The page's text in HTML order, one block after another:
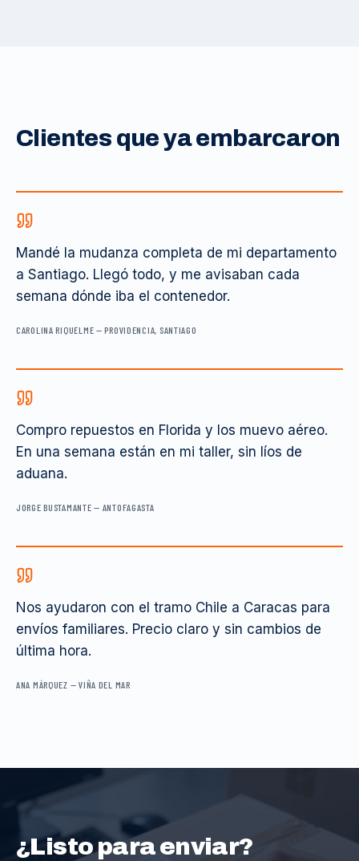
Clientes que ya embarcaron
Mandé la mudanza completa de mi departamento
a Santiago. Llegó todo, y me avisaban cada
semana dónde iba el contenedor.
CAROLINA RIQUELME —PROVIDENCIA, SANTIAGO
Compro repuestos en Florida y los muevo aéreo.
En una semana están en mi taller, sin líos de
aduana.
JORGE BUSTAMANTE — ANTOFAGASTA
Nos ayudaron con el tramo Chile a Caracas para
envíos familiares. Precio claro y sin cambios de
última hora.
ANA MÁRQUEZ —VIÑA DEL MAR
¿Listo para enviar?